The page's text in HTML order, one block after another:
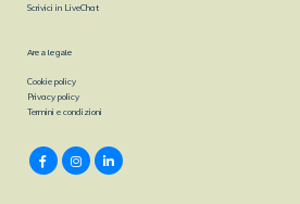
Scrivici in LiveChat
Area legale
Cookie policy
Privacy policy
Termini e condizioni